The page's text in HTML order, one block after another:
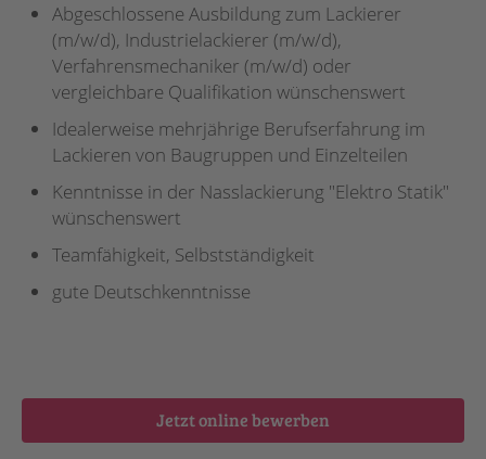
Abgeschlossene Ausbildung zum Lackierer
(m/w/d), Industrielackierer (m/w/d),
Verfahrensmechaniker (m/w/d) oder
vergleichbare Qualifikation wünschenswert
Idealerweise mehrjährige Berufserfahrung im
Lackieren von Baugruppen und Einzelteilen
Kenntnisse in der Nasslackierung "Elektro Statik"
wünschenswert
Teamfähigkeit, Selbstständigkeit
gute Deutschkenntnisse
Jetzt online bewerben